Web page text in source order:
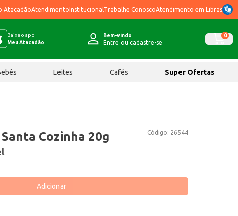
AtacadãoAtendimentoInstitucional Trabalhe ConoscoAtendimento em Libras
Baixe o app
Meu Atacadão
Bem-vindo
Entre ou cadastre-se
0
Leites Cafés Super Ofertas
Código: 26544
Cozinha 20g
Adicionar